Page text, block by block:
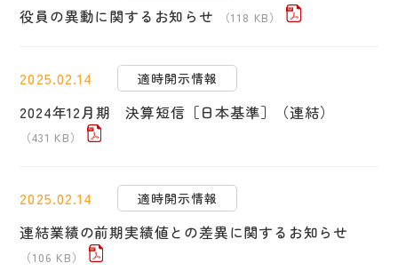
役員の異動に関するお知らせ （118 KB）
2025.02.14 適時開示情報
2024年12月期 決算短信［日本基準］（連結）
（431 KB）
2025.02.14 適時開示情報
連結業績の前期実績値との差異に関するお知らせ
（106 KB）